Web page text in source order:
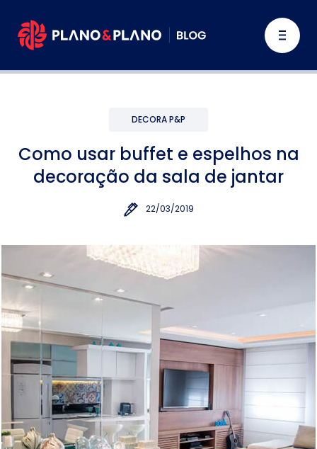
DECORA P&P
Como usar buffet e espelhos na
decoração da sala de jantar
22/03/2019